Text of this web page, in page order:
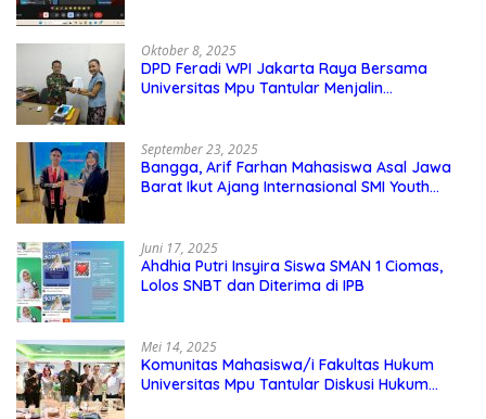
Oktober 8, 2025
DPD Feradi WPI Jakarta Raya Bersama
Universitas Mpu Tantular Menjalin
September 23, 2025
Bangga, Arif Farhan Mahasiswa Asal Jawa
Barat Ikut Ajang Internasional SMI Youth
Juni 17, 2025
Ahdhia Putri Insyira Siswa SMAN 1 Ciomas,
Lolos SNBT dan Diterima di IPB
Mei 14, 2025
Komunitas Mahasiswa/i Fakultas Hukum
Universitas Mpu Tantular Diskusi Hukum